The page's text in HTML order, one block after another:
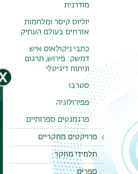
מודרנית
יוליוס קיסר ומלחמות
אזרחים בעולם העתיק
כתבי ניקולאוס איש
דמשק: פירוש, תרגום
וניתוח דיגיטלי
סטרבו
פפירולוגיה
פרגמנטים ספרותיים
פרויקטים מחקריים
הילדות המיתולוגית
שלנו
תלמידי מחקר
ספרים